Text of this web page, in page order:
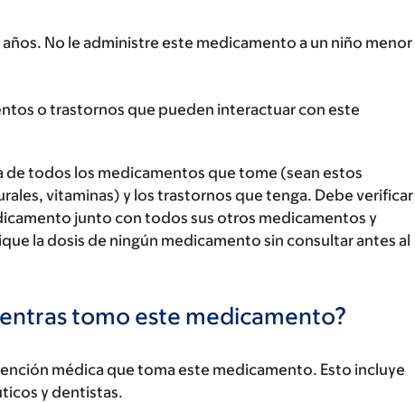
años. No le administre este medicamento a un niño menor
o trastornos que pueden interactuar con este
de todos los medicamentos que tome (sean estos
vitaminas) y los trastornos que tenga. Debe verificar
junto con todos sus otros medicamentos y
la dosis de ningún medicamento sin consultar antes al
tomo este medicamento?
médica que toma este medicamento. Esto incluye
y dentistas.